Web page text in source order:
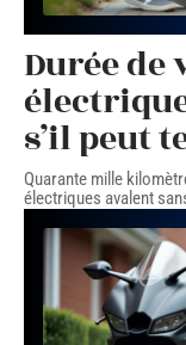
Durée de
s’il peut
Quarante mille
électriques avalent